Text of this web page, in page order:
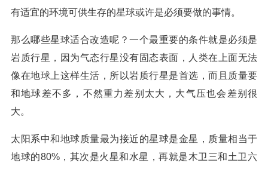
有适宜的环境可供生存的星球或许是必须要做的事情。
那么哪些星球适合改造呢？一个最重要的条件就是必须是
岩质行星，因为气态行星没有固态表面，人类在上面无法
像在地球上这样生活，所以岩质行星是首选，而且质量要
和地球差不多，不然重力差别太大，大气压也会差别很
大。
太阳系中和地球质量最为接近的星球是金星，质量相当于
地球的80%，其次是火星和水星，再就是木卫三和土卫六